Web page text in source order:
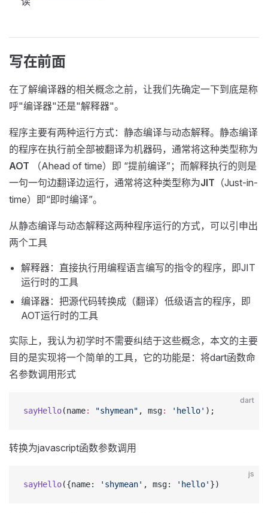
写在前面
在了解编译器的相关概念之前，让我们先确定一下到底是称
呼"编译器"还是"解释器"。
程序主要有两种运行方式：静态编译与动态解释。静态编译
的程序在执行前全部被翻译为机器码，通常将这种类型称为
AOT （Ahead of time）即 “提前编译”；而解释执行的则是
一句一句边翻译边运行，通常将这种类型称为JIT （Just-in-
time）即“即时编译”。
从静态编译与动态解释这两种程序运行的方式，可以引申出
两个工具
解释器：直接执行用编程语言编写的指令的程序，即JIT
运行时的工具
编译器：把源代码转换成（翻译）低级语言的程序，即
AOT运行时的工具
实际上，我认为初学时不需要纠结于这些概念，本文的主要
目的是实现将一个简单的工具，它的功能是：将dart函数命
名参数调用形式
dart
sayHello(name: "shymean" , msg: 'hello' );
转换为javascript函数参数调用
js
sayHello({name: 'shymean' , msg: 'hello' })